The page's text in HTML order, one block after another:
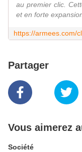
au premier clic.
et en forte
Partager
Vous aimerez
Société